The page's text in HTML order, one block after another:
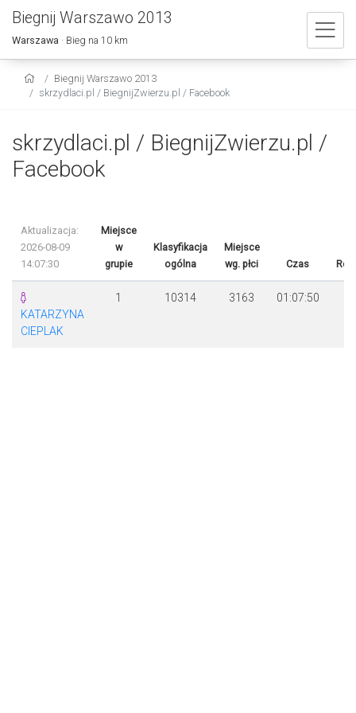
Biegnij Warszawo 2013
Warszawa · Bieg na 10 km
Biegnij Warszawo 2013
skrzydlaci.pl / BiegnijZwierzu.pl / Facebook
skrzydlaci.pl / BiegnijZwierzu.pl /
Facebook
Aktualizacja:
2026-08-09
14:07:30
Miejsce
w
grupie
Klasyfikacja
ogólna
Miejsce
wg. płci
Czas
KATARZYNA
CIEPLAK
1 10314 3163 01:07:50